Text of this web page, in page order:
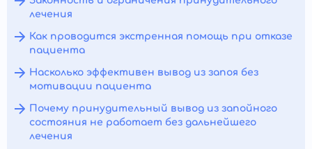
лечения
Как проводится экстренная помощь при отказе
пациента
Насколько эффективен вывод из запоя без
мотивации пациента
Почему принудительный вывод из запойного
состояния не работает без дальнейшего
лечения